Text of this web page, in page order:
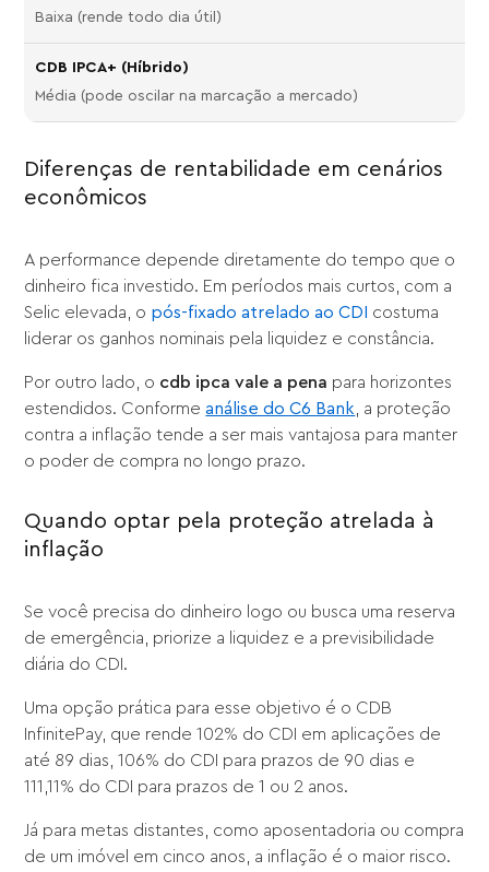
Baixa (rende todo dia útil)
Média (pode oscilar na marcação a mercado)
Diferenças de rentabilidade em cenários
econômicos
A performance depende diretamente do tempo que o
dinheiro fica investido. Em períodos mais curtos, com a
Selic elevada, o pós-fixado atrelado ao CDI
costuma
liderar os ganhos nominais pela liquidez e constância.
Por outro lado, o cdb ipca vale a pena para horizontes
estendidos. Conformeanálise do C6 Bank, a proteção
contra a inflação tende a ser mais vantajosa para manter
o poder de compra no longo prazo.
Quando optar pela proteção atrelada à
inflação
Se você precisa do dinheiro logo ou busca uma reserva
de emergência, priorize a liquidez e a previsibilidade
diária do CDI.
Uma opção prática para esse objetivo é o CDB
InfinitePay, que rende 102% do CDI em aplicações de
até 89 dias, 106% do CDI para prazos de 90 dias e
111,11% do CDI para prazos de 1 ou 2 anos.
Já para metas distantes, como aposentadoria ou compra
de um imóvel em cinco anos, a inflação é o maior risco.